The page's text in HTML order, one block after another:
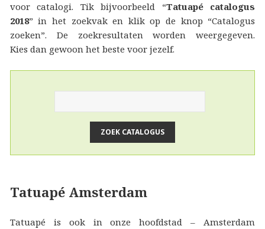
voor catalogi. Tik bijvoorbeeld “Tatuapé catalogus
2018” in het zoekvak en klik op de knop “Catalogus
zoeken”. De zoekresultaten worden weergegeven.
Kies dan gewoon het beste voor jezelf.
Tatuapé Amsterdam
Tatuapé is ook in onze hoofdstad – Amsterdam